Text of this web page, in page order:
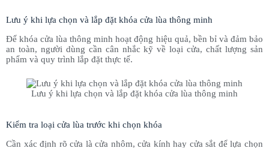
Lưu ý khi lựa chọn và lắp đặt khóa cửa lùa thông minh
Để khóa cửa lùa thông minh hoạt động hiệu quả, bền bỉ và đảm bảo
an toàn, người dùng cần cân nhắc kỹ về loại cửa, chất lượng sản
phẩm và quy trình lắp đặt thực tế.
Lưu ý khi lựa chọn và lắp đặt khóa cửa lùa thông minh
Kiểm tra loại cửa lùa trước khi chọn khóa
Cần xác định rõ cửa là cửa nhôm, cửa kính hay cửa sắt để lựa chọn